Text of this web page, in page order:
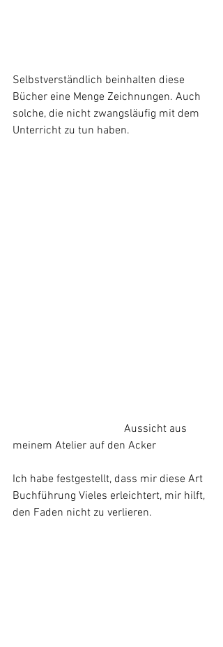
Selbstverständlich beinhalten diese
Bücher eine Menge Zeichnungen. Auch
solche, die nicht zwangsläufig mit dem
Unterricht zu tun haben.
meinem Atelier auf den Acker
Ich habe festgestellt, dass mir diese Art
Buchführung Vieles erleichtert, mir hilft,
den Faden nicht zu verlieren.